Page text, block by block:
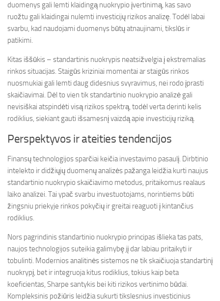
duomenys gali lemti klaidingą nuokrypio įvertinimą, kas savo
ruožtu gali klaidingai nulemti investicijų rizikos analizę. Todėl labai
svarbu, kad naudojami duomenys būtų atnaujinami, tikslūs ir
patikimi.
Kitas iššūkis – standartinis nuokrypis neatsižvelgia į ekstremalias
rinkos situacijas. Staigūs kriziniai momentai ar staigūs rinkos
nuosmukiai gali lemti daug didesnius svyravimus, nei rodo įprasti
skaičiavimai. Dėl to vien tik standartinio nuokrypio analizė gali
nevisiškai atspindėti visą rizikos spektrą, todėl verta derinti kelis
rodiklius, siekiant gauti išsamesnį vaizdą apie investicijų riziką.
Perspektyvos ir ateities tendencijos
Finansų technologijos sparčiai keičia investavimo pasaulį. Dirbtinio
intelekto ir didžiųjų duomenų analizės pažanga leidžia kurti naujus
standartinio nuokrypio skaičiavimo metodus, pritaikomus realaus
laiko analizei. Tai ypač svarbu investuotojams, norintiems būti
žingsniu priekyje rinkos pokyčių ir greitai reaguoti į kintančius
rodiklius.
Nors pagrindinis standartinio nuokrypio principas išlieka tas pats,
naujos technologijos suteikia galimybę jį dar labiau pritaikyti ir
tobulinti. Modernios analitinės sistemos ne tik skaičiuoja standartinį
nuokrypį, bet ir integruoja kitus rodiklius, tokius kaip beta
koeficientas, Sharpe santykis bei kiti rizikos vertinimo būdai.
Kompleksinis požiūris leidžia sukurti tikslesnius investicinius